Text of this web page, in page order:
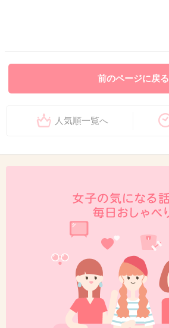
前のページに戻る
人気順一覧へ